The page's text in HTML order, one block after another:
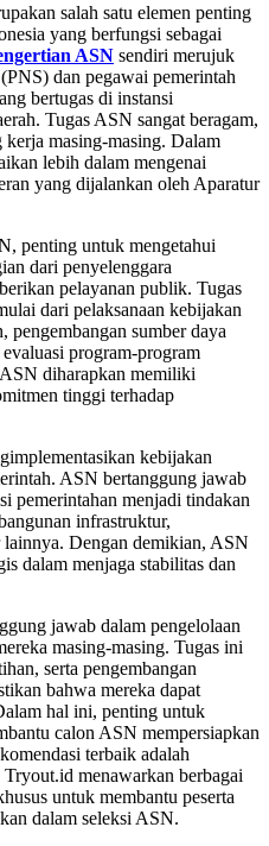
salah satu elemen penting
yang berfungsi sebagai
ASN sendiri merujuk
dan pegawai pemerintah
bertugas di instansi
Tugas ASN sangat beragam,
kerja masing-masing. Dalam
lebih dalam mengenai
yang dijalankan oleh Aparatur
penting untuk mengetahui
dari penyelenggara
pelayanan publik. Tugas
dari pelaksanaan kebijakan
pengembangan sumber daya
program-program
diharapkan memiliki
tinggi terhadap
kebijakan
ASN bertanggung jawab
pemerintahan menjadi tindakan
infrastruktur,
lainnya. Dengan demikian, ASN
dalam menjaga stabilitas dan
jawab dalam pengelolaan
masing-masing. Tugas ini
serta pengembangan
bahwa mereka dapat
hal ini, penting untuk
calon ASN mempersiapkan
terbaik adalah
Tryout.id menawarkan berbagai
untuk membantu peserta
dalam seleksi ASN.